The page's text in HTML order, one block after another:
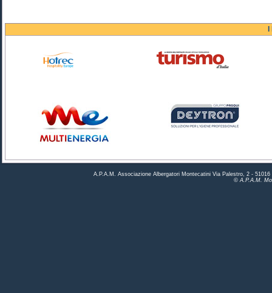
A.P.A.M. Associazione Albergatori Montecatini Via Palestro, 2 -
© A.P.A.M.